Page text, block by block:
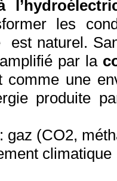
les
est naturel.
par la
une
produite
: gaz (CO2,
climatique